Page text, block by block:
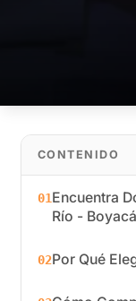
CONTENIDO
01Encuentra
Río -
02Por Qué